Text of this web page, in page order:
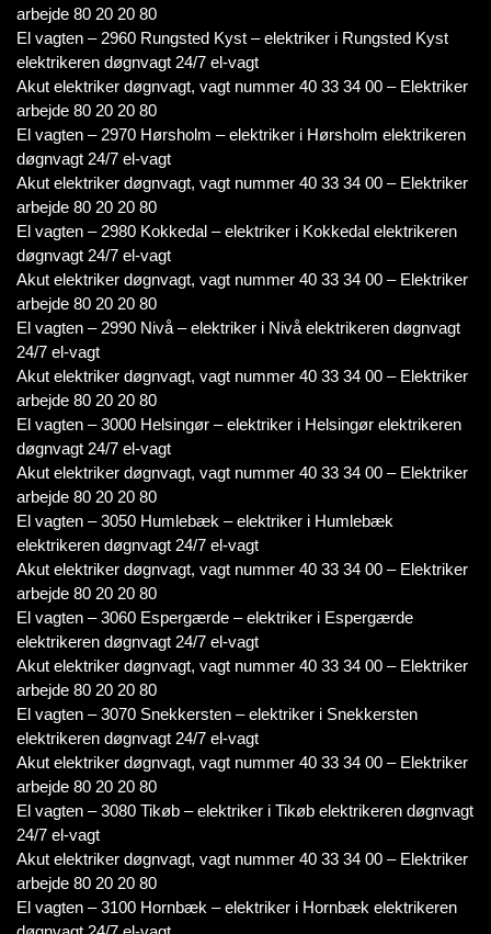
arbejde 80 20 20 80
El vagten – 2960 Rungsted Kyst – elektriker i Rungsted Kyst
elektrikeren døgnvagt 24/7 el-vagt
Akut elektriker døgnvagt, vagt nummer 40 33 34 00 – Elektriker
arbejde 80 20 20 80
El vagten – 2970 Hørsholm – elektriker i Hørsholm elektrikeren
døgnvagt 24/7 el-vagt
Akut elektriker døgnvagt, vagt nummer 40 33 34 00 – Elektriker
arbejde 80 20 20 80
El vagten – 2980 Kokkedal – elektriker i Kokkedal elektrikeren
døgnvagt 24/7 el-vagt
Akut elektriker døgnvagt, vagt nummer 40 33 34 00 – Elektriker
arbejde 80 20 20 80
El vagten – 2990 Nivå – elektriker i Nivå elektrikeren døgnvagt
24/7 el-vagt
Akut elektriker døgnvagt, vagt nummer 40 33 34 00 – Elektriker
arbejde 80 20 20 80
El vagten – 3000 Helsingør – elektriker i Helsingør elektrikeren
døgnvagt 24/7 el-vagt
Akut elektriker døgnvagt, vagt nummer 40 33 34 00 – Elektriker
arbejde 80 20 20 80
El vagten – 3050 Humlebæk – elektriker i Humlebæk
elektrikeren døgnvagt 24/7 el-vagt
Akut elektriker døgnvagt, vagt nummer 40 33 34 00 – Elektriker
arbejde 80 20 20 80
El vagten – 3060 Espergærde – elektriker i Espergærde
elektrikeren døgnvagt 24/7 el-vagt
Akut elektriker døgnvagt, vagt nummer 40 33 34 00 – Elektriker
arbejde 80 20 20 80
El vagten – 3070 Snekkersten – elektriker i Snekkersten
elektrikeren døgnvagt 24/7 el-vagt
Akut elektriker døgnvagt, vagt nummer 40 33 34 00 – Elektriker
arbejde 80 20 20 80
El vagten – 3080 Tikøb – elektriker i Tikøb elektrikeren døgnvagt
24/7 el-vagt
Akut elektriker døgnvagt, vagt nummer 40 33 34 00 – Elektriker
arbejde 80 20 20 80
El vagten – 3100 Hornbæk – elektriker i Hornbæk elektrikeren